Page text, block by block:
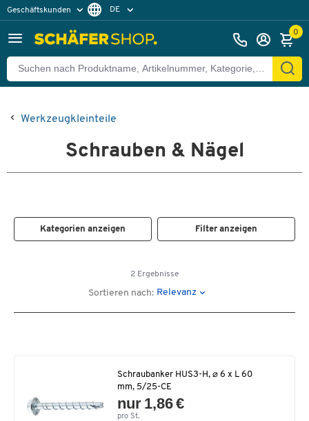
Geschäftskunden DE
0
Werkzeugkleinteile
Schrauben & Nägel
Kategorien anzeigen Filter anzeigen
2 Ergebnisse
Sortieren nach: Relevanz
Schraubanker HUS3-H, ⌀ 6 x L 60
mm, 5/25-CE
nur 1,86 €
pro St.